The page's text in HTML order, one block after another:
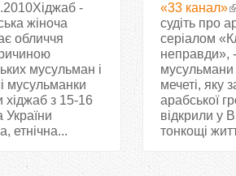
-
жіноча
обличчя
мусульман і
мусульманки
хіджаб з 15-16
України
етнічна...
«33 канал»
судіть про
серіалом
неправди»,
мусульмани
мечеті, яку
арабської
відкрили у
тонкощі